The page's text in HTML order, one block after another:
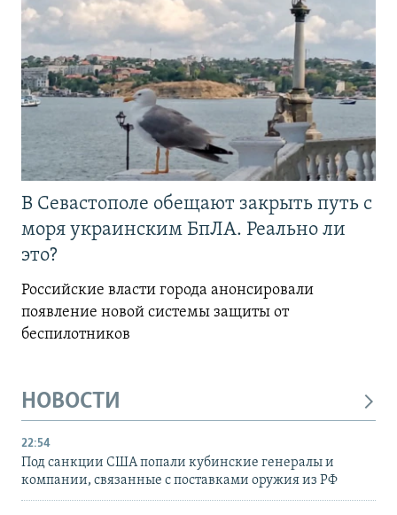
В Севастополе обещают закрыть путь с
моря украинским БпЛА. Реально ли
это?
Российские власти города анонсировали
появление новой системы защиты от
беспилотников
НОВОСТИ
22:54
Под санкции США попали кубинские генералы и
компании, связанные с поставками оружия из РФ